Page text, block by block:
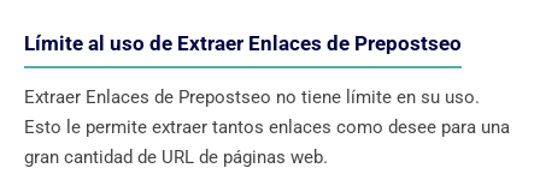
Límite al uso de Extraer Enlaces de Prepostseo
Extraer Enlaces de Prepostseo no tiene límite en su uso.
Esto le permite extraer tantos enlaces como desee para una
gran cantidad de URL de páginas web.